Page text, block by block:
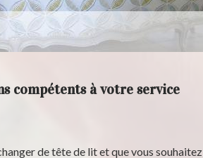
compétents à votre service
de tête de lit et que vous souhaitez